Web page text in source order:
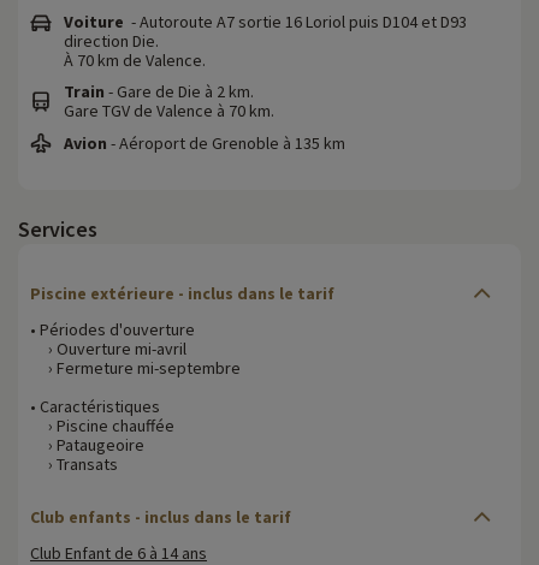
Voiture - Autoroute A7 sortie 16 Loriol puis D104 et D93
direction Die.
À 70 km de Valence.
Train - Gare de Die à 2 km.
Gare TGV de Valence à 70 km.
Avion - Aéroport de Grenoble à 135 km
Services
Piscine extérieure - inclus dans le tarif
• Périodes d'ouverture
› Ouverture mi-avril
› Fermeture mi-septembre
• Caractéristiques
› Piscine chauffée
› Pataugeoire
› Transats
Club enfants - inclus dans le tarif
Club Enfant de 6 à 14 ans